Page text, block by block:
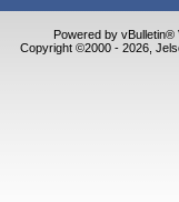
Powered by vBulletin®
Copyright ©2000 - 2026,